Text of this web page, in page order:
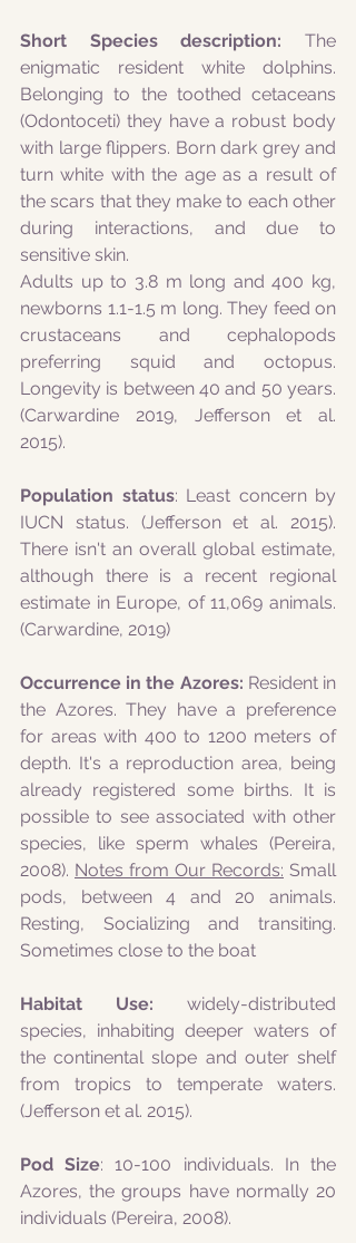
Short Species description: The
enigmatic resident white dolphins.
Belonging to the toothed cetaceans
(Odontoceti) they have a robust body
with large flippers. Born dark grey and
turn white with the age as a result of
the scars that they make to each other
during interactions, and due to
sensitive skin.
Adults up to 3.8 m long and 400 kg,
newborns 1.1-1.5 m long. They feed on
crustaceans and cephalopods
preferring squid and octopus.
Longevity is between 40 and 50 years.
(Carwardine 2019, Jefferson et al.
2015).
Population status: Least concern by
IUCN status. (Jefferson et al. 2015).
There isn't an overall global estimate,
although there is a recent regional
estimate in Europe, of 11,069 animals.
(Carwardine, 2019)
Occurrence in the Azores: Resident in
the Azores. They have a preference
for areas with 400 to 1200 meters of
depth. It's a reproduction area, being
already registered some births. It is
possible to see associated with other
species, like sperm whales (Pereira,
2008). Notes from Our Records: Small
pods, between 4 and 20 animals.
Resting, Socializing and transiting.
Sometimes close to the boat
Habitat Use: widely-distributed
species, inhabiting deeper waters of
the continental slope and outer shelf
from tropics to temperate waters.
(Jefferson et al. 2015).
Pod Size: 10-100 individuals. In the
Azores, the groups have normally 20
individuals (Pereira, 2008).